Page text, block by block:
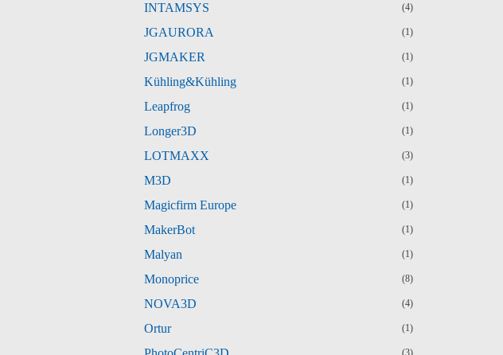
INTAMSYS (4)
JGAURORA (1)
JGMAKER (1)
Kühling&Kühling (1)
Leapfrog (1)
Longer3D (1)
LOTMAXX (3)
M3D (1)
Magicfirm Europe (1)
MakerBot (1)
Malyan (1)
Monoprice (8)
NOVA3D (4)
Ortur (1)
(3)